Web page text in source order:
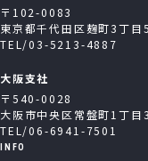
〒102-0083
東京都千代田区麹町3丁
TEL/03-5213-4887
大阪支社
〒540-0028
大阪市中央区常盤町1丁
TEL/06-6941-7501
INFO